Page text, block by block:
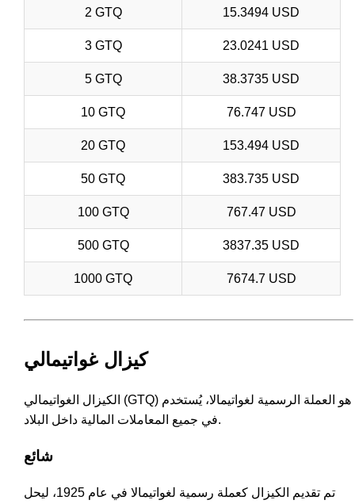
2 GTQ 15.3494 USD
3 GTQ 23.0241 USD
5 GTQ 38.3735 USD
10 GTQ 76.747 USD
20 GTQ 153.494 USD
50 GTQ 383.735 USD
100 GTQ 767.47 USD
500 GTQ 3837.35 USD
1000 GTQ 7674.7 USD
كيزال غواتيمالي
الكيزال الغواتيمالي (GTQ) هو العملة الرسمية لغواتيمالا، يُستخدم
في جميع المعاملات المالية داخل البلاد.
شائع
تم تقديم الكيزال كعملة رسمية لغواتيمالا في عام 1925، ليحل